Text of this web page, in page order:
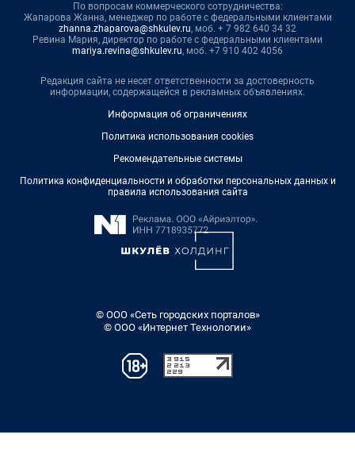
По вопросам коммерческого сотрудничества:
Жапарова Жанна, менеджер по работе с федеральными клиентами
zhanna.zhaparova@shkulev.ru, моб. + 7 982 640 34 32
Ревина Мария, директор по работе с федеральными клиентами
mariya.revina@shkulev.ru, моб. +7 910 402 4056
Редакция сайта не несет ответственности за достоверность
информации, содержащейся в рекламных объявлениях.
Информация об ограничениях
Политика использования cookies
Рекомендательные системы
Политика конфиденциальности и обработки персональных данных и
правила использования сайта
© ООО «Сеть городских порталов»
© ООО «Интернет Технологии»